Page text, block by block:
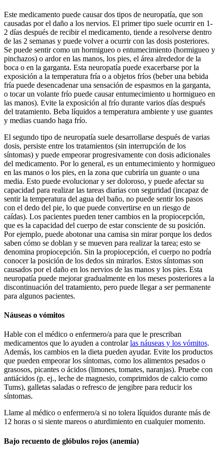
Este medicamento puede causar dos tipos de neuropatía, que son
causadas por el daño a los nervios. El primer tipo suele ocurrir en 1-
2 días después de recibir el medicamento, tiende a resolverse dentro
de las 2 semanas y puede volver a ocurrir con las dosis posteriores.
Se puede sentir como un hormigueo o entumecimiento (hormigueo y
pinchazos) o ardor en las manos, los pies, el área alrededor de la
boca o en la garganta. Esta neuropatía puede exacerbarse por la
exposición a la temperatura fría o a objetos fríos (beber una bebida
fría puede desencadenar una sensación de espasmos en la garganta,
o tocar un volante frío puede causar entumecimiento u hormigueo en
las manos). Evite la exposición al frío durante varios días después
del tratamiento. Beba líquidos a temperatura ambiente y use guantes
y medias cuando haga frío.
El segundo tipo de neuropatía suele desarrollarse después de varias
dosis, persiste entre los tratamientos (sin interrupción de los
síntomas) y puede empeorar progresivamente con dosis adicionales
del medicamento. Por lo general, es un entumecimiento y hormigueo
en las manos o los pies, en la zona que cubriría un guante o una
media. Esto puede evolucionar y ser doloroso, y puede afectar su
capacidad para realizar las tareas diarias con seguridad (incapaz de
sentir la temperatura del agua del baño, no puede sentir los pasos
con el dedo del pie, lo que puede convertirse en un riesgo de
caídas). Los pacientes pueden tener cambios en la propiocepción,
que es la capacidad del cuerpo de estar consciente de su posición.
Por ejemplo, puede abotonar una camisa sin mirar porque los dedos
saben cómo se doblan y se mueven para realizar la tarea; esto se
denomina propiocepción. Sin la propiocepción, el cuerpo no podría
conocer la posición de los dedos sin mirarlos. Estos síntomas son
causados por el daño en los nervios de las manos y los pies. Esta
neuropatía puede mejorar gradualmente en los meses posteriores a la
discontinuación del tratamiento, pero puede llegar a ser permanente
para algunos pacientes.
Náuseas o vómitos
Hable con el médico o enfermero/a para que le prescriban
medicamentos que lo ayuden a controlarlas náuseas y los vómitos.
Además, los cambios en la dieta pueden ayudar. Evite los productos
que pueden empeorar los síntomas, como los alimentos pesados o
grasosos, picantes o ácidos (limones, tomates, naranjas). Pruebe con
antiácidos (p. ej., leche de magnesio, comprimidos de calcio como
Tums), galletas saladas o refresco de jengibre para reducir los
síntomas.
Llame al médico o enfermero/a si no tolera líquidos durante más de
12 horas o si siente mareos o aturdimiento en cualquier momento.
Bajo recuento de glóbulos rojos (anemia)